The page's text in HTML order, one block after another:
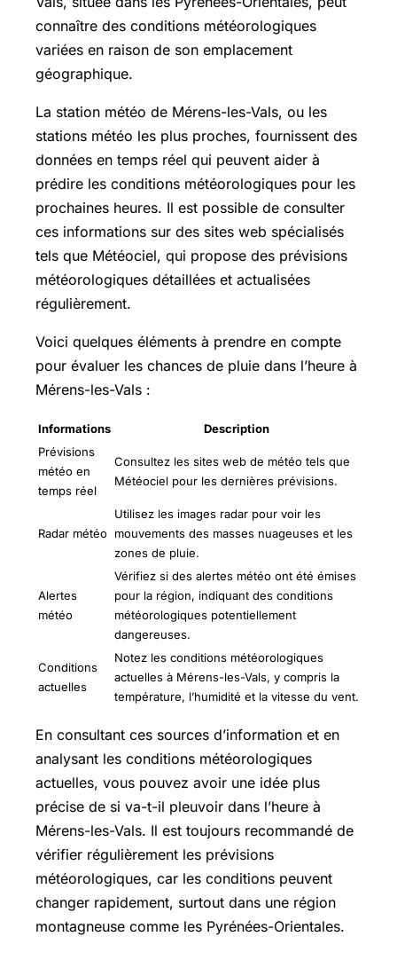
connaître des conditions météorologiques
variées en raison de son emplacement
géographique.
La station météo de Mérens-les-Vals, ou les
stations météo les plus proches, fournissent des
données en temps réel qui peuvent aider à
prédire les conditions météorologiques pour les
prochaines heures. Il est possible de consulter
ces informations sur des sites web spécialisés
tels que Météociel, qui propose des prévisions
météorologiques détaillées et actualisées
régulièrement.
Voici quelques éléments à prendre en compte
pour évaluer les chances de pluie dans l’heure à
Mérens-les-Vals :
Informations
Description
Prévisions
météo en
temps réel
Consultez les sites web de météo tels que
Météociel pour les dernières prévisions.
Radar météo
Utilisez les images radar pour voir les
mouvements des masses nuageuses et les
zones de pluie.
Alertes
météo
Vérifiez si des alertes météo ont été émises
pour la région, indiquant des conditions
météorologiques potentiellement
dangereuses.
Conditions
actuelles
Notez les conditions météorologiques
actuelles à Mérens-les-Vals, y compris la
température, l’humidité et la vitesse du vent.
En consultant ces sources d’information et en
analysant les conditions météorologiques
actuelles, vous pouvez avoir une idée plus
précise de si va-t-il pleuvoir dans l’heure à
Mérens-les-Vals. Il est toujours recommandé de
vérifier régulièrement les prévisions
météorologiques, car les conditions peuvent
changer rapidement, surtout dans une région
montagneuse comme les Pyrénées-Orientales.